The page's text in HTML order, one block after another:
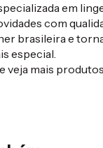
em
com
brasileira e
especial.
veja mais